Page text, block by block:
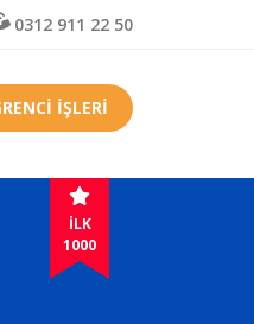
0312 911 22 50
İŞLERİ
İLK
1000